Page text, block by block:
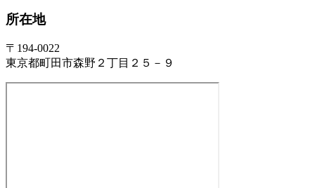
所在地
〒194-0022
東京都町田市森野２丁目２５－９